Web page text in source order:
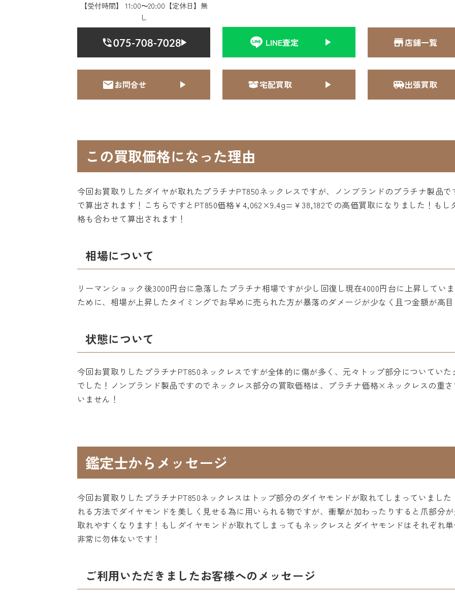
【受付時間】 11:00〜20:00【定休日】無
し
075-708-7028 LINE査定 店舗一覧
お問合せ 宅配買取 出張買取
この買取価格になった理由
今回お買取りしたダイヤが取れたプラチナPT850ネックレスですが、ノンブランドのプラチナ製品
で算出されます！こちらですとPT850価格￥4,062×9.4g=￥38,182での高価買取になりました！も
格も合わせて算出されます！
相場について
リーマンショック後3000円台に急落したプラチナ相場ですが少し回復し現在4000円台に上昇してい
ために、相場が上昇したタイミングでお早めに売られた方が暴落のダメージが少なく且つ金額が高
状態について
今回お買取りしたプラチナPT850ネックレスですが全体的に傷が多く、元々トップ部分についてい
でした！ノンブランド製品ですのでネックレス部分の買取価格は、プラチナ価格×ネックレスの重
いません！
鑑定士からメッセージ
今回お買取りしたプラチナPT850ネックレスはトップ部分のダイヤモンドが取れてしまっていまし
れる方法でダイヤモンドを美しく見せる為に用いられる物ですが、衝撃が加わったりすると爪部分
取れやすくなります！もしダイヤモンドが取れてしまってもネックレスとダイヤモンドはそれぞれ
非常に勿体ないです！
ご利用いただきましたお客様へのメッセージ